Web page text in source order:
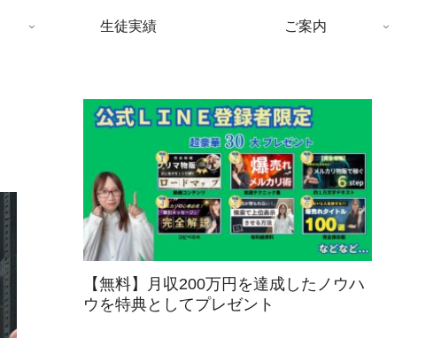
生徒実績 ご案内
【無料】月収200万円を達成したノウハ
ウを特典としてプレゼント